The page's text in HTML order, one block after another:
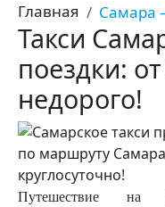
Главная
Такси
поездки:
недорого!
Путешествие на